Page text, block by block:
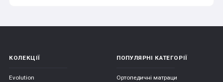
КОЛЕКЦІЇ
Evolution
ПОПУЛЯРНІ КАТЕГОРІЇ
Ортопедичні матраци